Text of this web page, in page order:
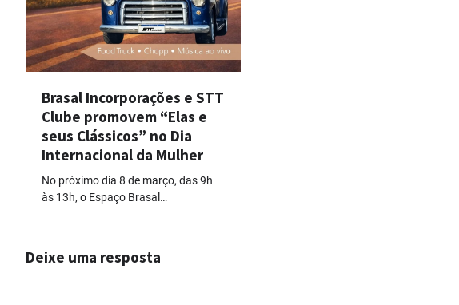
Brasal Incorporações e STT
Clube promovem “Elas e
seus Clássicos” no Dia
Internacional da Mulher
No próximo dia 8 de março, das 9h
às 13h, o Espaço Brasal…
Deixe uma resposta